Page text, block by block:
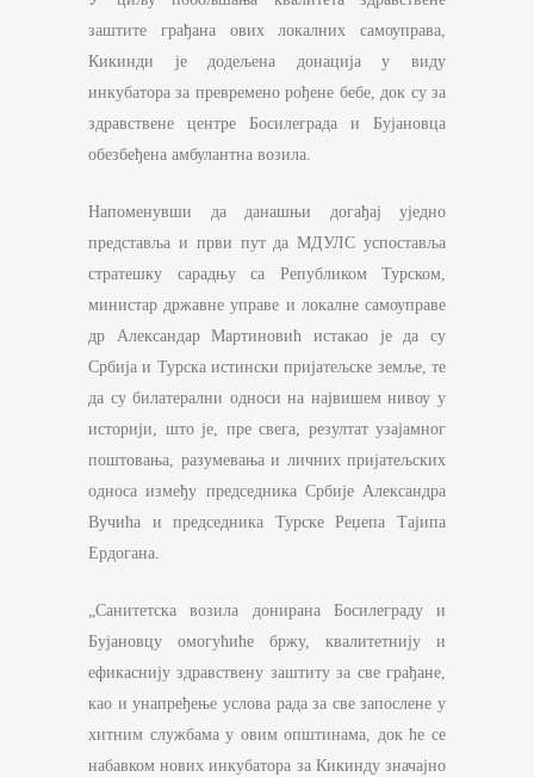
заштите грађана ових локалних самоуправа,
Кикинди је додељена донација у виду
инкубатора за превремено рођене бебе, док су за
здравствене центре Босилеграда и Бујановца
обезбеђена амбулантна возила.
Напоменувши да данашњи догађај уједно
представља и први пут да МДУЛС успоставља
стратешку сарадњу са Републиком Турском,
министар државне управе и локалне самоуправе
др Александар Мартиновић истакао је да су
Србија и Турска истински пријатељске земље, те
да су билатерални односи на највишем нивоу у
историји, што је, пре свега, резултат узајамног
поштовања, разумевања и личних пријатељских
односа између председника Србије Александра
Вучића и председника Турске Реџепа Тајипа
Ердогана.
„Санитетска возила донирана Босилеграду и
Бујановцу омогућиће бржу, квалитетнију и
ефикаснију здравствену заштиту за све грађане,
као и унапређење услова рада за све запослене у
хитним службама у овим општинама, док ће се
набавком нових инкубатора за Кикинду значајно